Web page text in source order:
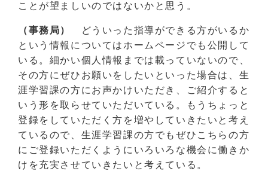
ことが望ましいのではないかと思う。
（事務局）
どういった指導ができる方がいるか
という情報についてはホームページでも公開して
いる。細かい個人情報までは載っていないので、
その方にぜひお願いをしたいといった場合は、生
涯学習課の方にお声かけいただき、ご紹介すると
いう形を取らせていただいている。もうちょっと
登録をしていただく方を増やしていきたいと考え
ているので、生涯学習課の方でもぜひこちらの方
にご登録いただくようにいろいろな機会に働きか
けを充実させていきたいと考えている。